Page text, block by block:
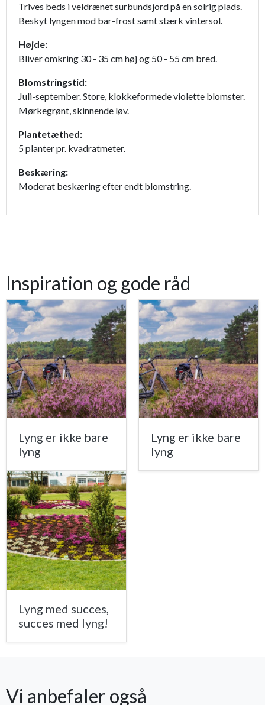
Trives beds i veldrænet surbundsjord på en solrig plads.
Beskyt lyngen mod bar-frost samt stærk vintersol.
Højde:
Bliver omkring 30 - 35 cm høj og 50 - 55 cm bred.
Blomstringstid:
Juli-september. Store, klokkeformede violette blomster.
Mørkegrønt, skinnende løv.
Plantetæthed:
5 planter pr. kvadratmeter.
Beskæring:
Moderat beskæring efter endt blomstring.
Inspiration og gode råd
Lyng er ikke bare
lyng
Lyng er ikke bare
lyng
Lyng med succes,
succes med lyng!
Vi anbefaler også